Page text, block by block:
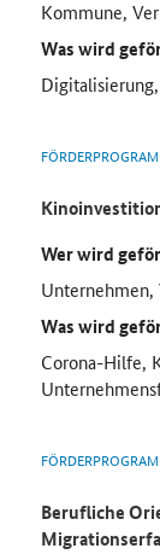
Kommune,
Was wird
Wer wird
Was wird
Corona-Hilfe,
Berufliche